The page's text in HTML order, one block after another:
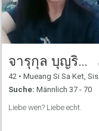
จารุกุล บุญรินทร์
42 • Mueang Si Sa Ket, Sisaket, Thailand
Suche: Männlich 37 - 70
Liebe wen? Liebe echt.